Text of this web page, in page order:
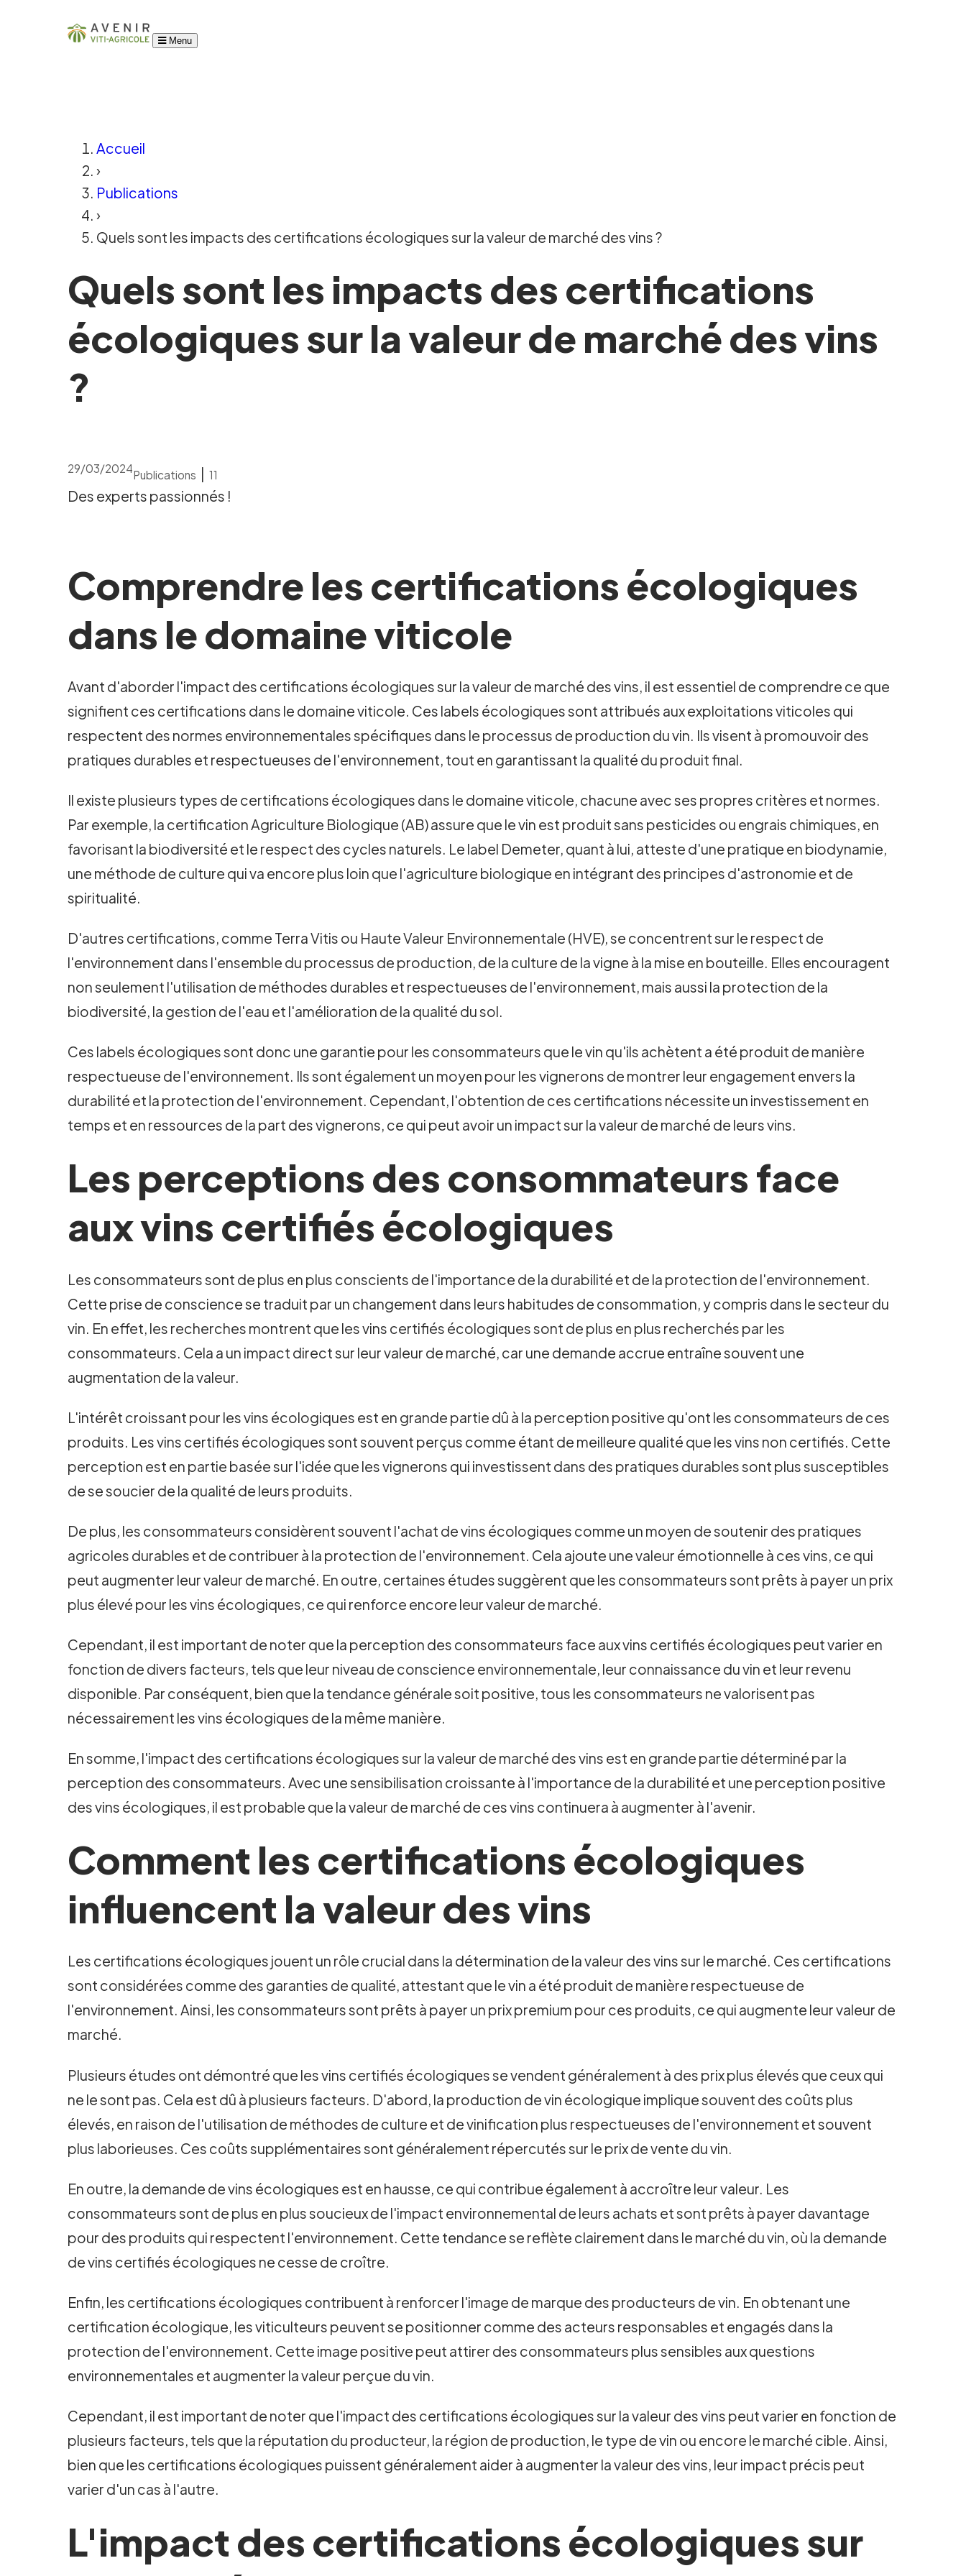
Menu
Accueil
›
Publications
›
Quels sont les impacts des certifications écologiques sur la valeur de marché des vins ?
Quels sont les impacts des certifications
écologiques sur la valeur de marché des vins
?
29/03/2024Publications |11
Des experts passionnés !
Comprendre les certifications écologiques
dans le domaine viticole
Avant d'aborder l'impact des certifications écologiques sur la valeur de marché des vins, il est essentiel de comprendre ce que
signifient ces certifications dans le domaine viticole. Ces labels écologiques sont attribués aux exploitations viticoles qui
respectent des normes environnementales spécifiques dans le processus de production du vin. Ils visent à promouvoir des
pratiques durables et respectueuses de l'environnement, tout en garantissant la qualité du produit final.
Il existe plusieurs types de certifications écologiques dans le domaine viticole, chacune avec ses propres critères et normes.
Par exemple, la certification Agriculture Biologique (AB) assure que le vin est produit sans pesticides ou engrais chimiques, en
favorisant la biodiversité et le respect des cycles naturels. Le label Demeter, quant à lui, atteste d'une pratique en biodynamie,
une méthode de culture qui va encore plus loin que l'agriculture biologique en intégrant des principes d'astronomie et de
spiritualité.
D'autres certifications, comme Terra Vitis ou Haute Valeur Environnementale (HVE), se concentrent sur le respect de
l'environnement dans l'ensemble du processus de production, de la culture de la vigne à la mise en bouteille. Elles encouragent
non seulement l'utilisation de méthodes durables et respectueuses de l'environnement, mais aussi la protection de la
biodiversité, la gestion de l'eau et l'amélioration de la qualité du sol.
Ces labels écologiques sont donc une garantie pour les consommateurs que le vin qu'ils achètent a été produit de manière
respectueuse de l'environnement. Ils sont également un moyen pour les vignerons de montrer leur engagement envers la
durabilité et la protection de l'environnement. Cependant, l'obtention de ces certifications nécessite un investissement en
temps et en ressources de la part des vignerons, ce qui peut avoir un impact sur la valeur de marché de leurs vins.
Les perceptions des consommateurs face
aux vins certifiés écologiques
Les consommateurs sont de plus en plus conscients de l'importance de la durabilité et de la protection de l'environnement.
Cette prise de conscience se traduit par un changement dans leurs habitudes de consommation, y compris dans le secteur du
vin. En effet, les recherches montrent que les vins certifiés écologiques sont de plus en plus recherchés par les
consommateurs. Cela a un impact direct sur leur valeur de marché, car une demande accrue entraîne souvent une
augmentation de la valeur.
L'intérêt croissant pour les vins écologiques est en grande partie dû à la perception positive qu'ont les consommateurs de ces
produits. Les vins certifiés écologiques sont souvent perçus comme étant de meilleure qualité que les vins non certifiés. Cette
perception est en partie basée sur l'idée que les vignerons qui investissent dans des pratiques durables sont plus susceptibles
de se soucier de la qualité de leurs produits.
De plus, les consommateurs considèrent souvent l'achat de vins écologiques comme un moyen de soutenir des pratiques
agricoles durables et de contribuer à la protection de l'environnement. Cela ajoute une valeur émotionnelle à ces vins, ce qui
peut augmenter leur valeur de marché. En outre, certaines études suggèrent que les consommateurs sont prêts à payer un prix
plus élevé pour les vins écologiques, ce qui renforce encore leur valeur de marché.
Cependant, il est important de noter que la perception des consommateurs face aux vins certifiés écologiques peut varier en
fonction de divers facteurs, tels que leur niveau de conscience environnementale, leur connaissance du vin et leur revenu
disponible. Par conséquent, bien que la tendance générale soit positive, tous les consommateurs ne valorisent pas
nécessairement les vins écologiques de la même manière.
En somme, l'impact des certifications écologiques sur la valeur de marché des vins est en grande partie déterminé par la
perception des consommateurs. Avec une sensibilisation croissante à l'importance de la durabilité et une perception positive
des vins écologiques, il est probable que la valeur de marché de ces vins continuera à augmenter à l'avenir.
Comment les certifications écologiques
influencent la valeur des vins
Les certifications écologiques jouent un rôle crucial dans la détermination de la valeur des vins sur le marché. Ces certifications
sont considérées comme des garanties de qualité, attestant que le vin a été produit de manière respectueuse de
l'environnement. Ainsi, les consommateurs sont prêts à payer un prix premium pour ces produits, ce qui augmente leur valeur de
marché.
Plusieurs études ont démontré que les vins certifiés écologiques se vendent généralement à des prix plus élevés que ceux qui
ne le sont pas. Cela est dû à plusieurs facteurs. D'abord, la production de vin écologique implique souvent des coûts plus
élevés, en raison de l'utilisation de méthodes de culture et de vinification plus respectueuses de l'environnement et souvent
plus laborieuses. Ces coûts supplémentaires sont généralement répercutés sur le prix de vente du vin.
En outre, la demande de vins écologiques est en hausse, ce qui contribue également à accroître leur valeur. Les
consommateurs sont de plus en plus soucieux de l'impact environnemental de leurs achats et sont prêts à payer davantage
pour des produits qui respectent l'environnement. Cette tendance se reflète clairement dans le marché du vin, où la demande
de vins certifiés écologiques ne cesse de croître.
Enfin, les certifications écologiques contribuent à renforcer l'image de marque des producteurs de vin. En obtenant une
certification écologique, les viticulteurs peuvent se positionner comme des acteurs responsables et engagés dans la
protection de l'environnement. Cette image positive peut attirer des consommateurs plus sensibles aux questions
environnementales et augmenter la valeur perçue du vin.
Cependant, il est important de noter que l'impact des certifications écologiques sur la valeur des vins peut varier en fonction de
plusieurs facteurs, tels que la réputation du producteur, la région de production, le type de vin ou encore le marché cible. Ainsi,
bien que les certifications écologiques puissent généralement aider à augmenter la valeur des vins, leur impact précis peut
varier d'un cas à l'autre.
L'impact des certifications écologiques sur